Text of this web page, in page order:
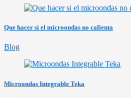
Que hacer si el microondas no calienta
Blog
Microondas Integrable Teka